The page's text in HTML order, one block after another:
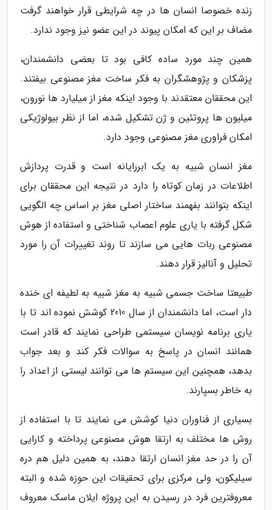
زنده خصوصا انسان ها در چه شرایطی قرار خواهند گرفت
مضاف بر این که امکان پیوند در این عضو نیز وجود ندارد.
همین چند مورد ساده کافی بود تا بعضی دانشمندان،
پزشکان و پژوهشگران به فکر ساخت مغز مصنوعی بیفتند.
این محققان معتقدند با وجود اینکه مغز از میلیارد ها نورون،
میلیون ها پروتئین و ژن تشکیل شده، اما از نظر بیولوژیکی
امکان فراوری مغز مصنوعی وجود دارد.
مغز انسان شبیه به یک ابررایانه است و قدرت پردازش
اطلاعات در زمان کوتاه را دارد در نتیجه این محققان برای
اینکه بتوانند بفهمند ساختار اصلی مغز بر اساس چه الگویی
شکل گرفته با یاری علوم اعصاب شناختی و استفاده از هوش
مصنوعی ربات هایی می سازند تا روند تغییرات آن را مورد
تحلیل و آنالیز قرار دهند.
طبیعتا ساخت جسمی شبیه به مغز شبیه به لطیفه ای خنده
دار است، اما دانشمندان از سال 2010 کوشش نموده اند تا با
یاری برنامه نویسان سیستمی طراحی نمایند که قادر است
همانند انسان در پاسخ به سوالات فکر کند و بعد جواب
بدهد، همچنین این سیستم ها می توانند لیستی از اعداد را
به خاطر بسپارند.
بسیاری از فناوران دنیا کوشش می نمایند تا با استفاده از
روش ها مختلف به ارتقا هوش مصنوعی پرداخته و کارایی
آن را در حد مغز انسان ارتقا دهند، به همین دلیل هم دره
سیلیکون، ولی مرکزی برای تحقیقات این حوزه شده و البته
معروفترین فرد در رسیدن به این پروژه ایلان ماسک معروف